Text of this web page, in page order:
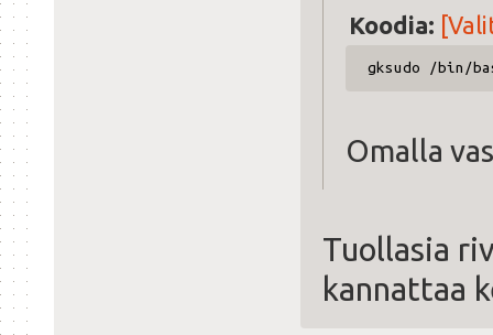
Koodia:
gksudo /bin/
Omalla
Tuollasia
kannattaa